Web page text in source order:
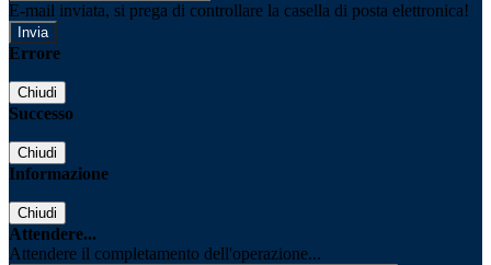
E-mail inviata, si prega di controllare la casella di posta elettronica!
Errore
Chiudi
Successo
Chiudi
Informazione
Chiudi
Attendere...
Attendere il completamento dell'operazione...